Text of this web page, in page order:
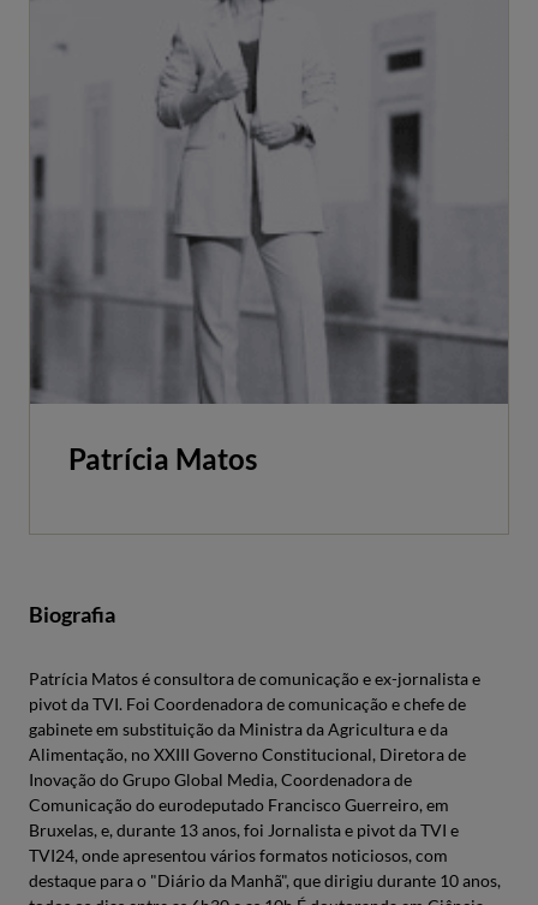
Patrícia Matos
Biografia
Patrícia Matos é consultora de comunicação e ex-jornalista e
pivot da TVI. Foi Coordenadora de comunicação e chefe de
gabinete em substituição da Ministra da Agricultura e da
Alimentação, no XXIII Governo Constitucional, Diretora de
Inovação do Grupo Global Media, Coordenadora de
Comunicação do eurodeputado Francisco Guerreiro, em
Bruxelas, e, durante 13 anos, foi Jornalista e pivot da TVI e
TVI24, onde apresentou vários formatos noticiosos, com
destaque para o "Diário da Manhã", que dirigiu durante 10 anos,